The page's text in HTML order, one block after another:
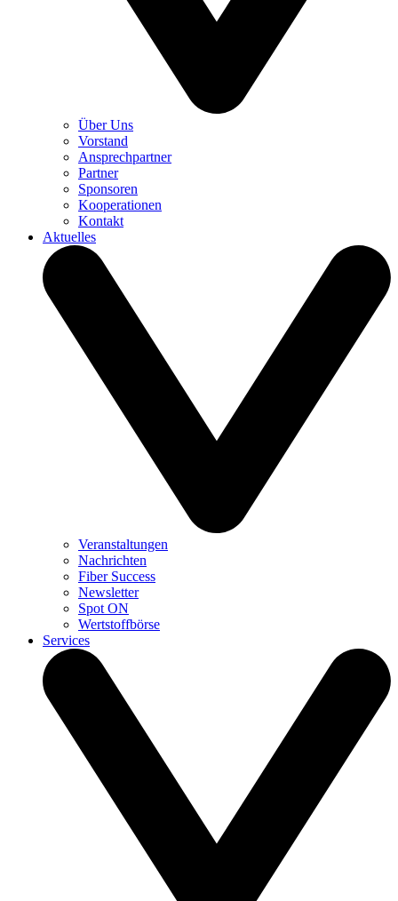
Über Uns
Vorstand
Ansprechpartner
Partner
Sponsoren
Kooperationen
Kontakt
Aktuelles
Veranstaltungen
Nachrichten
Fiber Success
Newsletter
Spot ON
Wertstoffbörse
Services